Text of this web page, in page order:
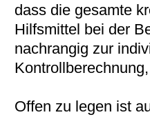
dass die gesamte
Hilfsmittel bei der
nachrangig zur
Offen zu legen ist